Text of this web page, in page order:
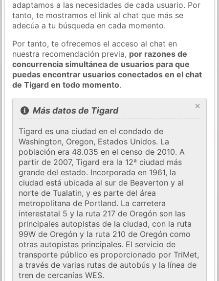
adaptamos a las necesidades de cada usuario. Por
tanto, te mostramos el link al chat que más se
adecúa a tu búsqueda en cada momento.
Por tanto, te ofrecemos el acceso al chat en
nuestra recomendación previa, por razones de
concurrencia simultánea de usuarios para que
puedas encontrar usuarios conectados en el chat
de Tigard en todo momento.
×
Más datos de Tigard
Tigard es una ciudad en el condado de
Washington, Oregon, Estados Unidos. La
población era 48.035 en el censo de 2010. A
partir de 2007, Tigard era la 12ª ciudad más
grande del estado. Incorporada en 1961, la
ciudad está ubicada al sur de Beaverton y al
norte de Tualatin, y es parte del área
metropolitana de Portland. La carretera
interestatal 5 y la ruta 217 de Oregón son las
principales autopistas de la ciudad, con la ruta
99W de Oregón y la ruta 210 de Oregón como
otras autopistas principales. El servicio de
transporte público es proporcionado por TriMet,
a través de varias rutas de autobús y la línea de
tren de cercanías WES.